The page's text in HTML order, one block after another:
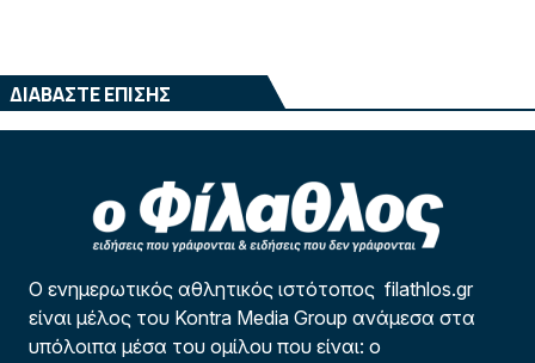
ΔΙΑΒΑΣΤΕ ΕΠΙΣΗΣ
Ο ενημερωτικός αθλητικός ιστότοπος filathlos.gr
είναι μέλος του Kontra Media Group ανάμεσα στα
υπόλοιπα μέσα του ομίλου που είναι: ο